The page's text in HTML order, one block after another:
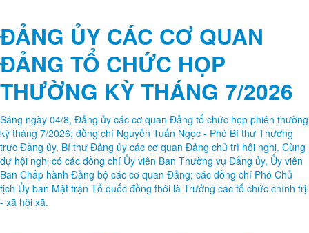
ĐẢNG ỦY CÁC CƠ QUAN
ĐẢNG TỔ CHỨC HỌP
THƯỜNG KỲ THÁNG 7/2026
Sáng ngày 04/8, Đảng ủy các cơ quan Đảng tổ chức họp phiên thường
kỳ tháng 7/2026; đồng chí Nguyễn Tuấn Ngọc - Phó Bí thư Thường
trực Đảng ủy, Bí thư Đảng ủy các cơ quan Đảng chủ trì hội nghị. Cùng
dự hội nghị có các đồng chí Ủy viên Ban Thường vụ Đảng ủy, Ủy viên
Ban Chấp hành Đảng bộ các cơ quan Đảng; các đồng chí Phó Chủ
tịch Ủy ban Mặt trận Tổ quốc đồng thời là Trưởng các tổ chức chính trị
- xã hội xã.